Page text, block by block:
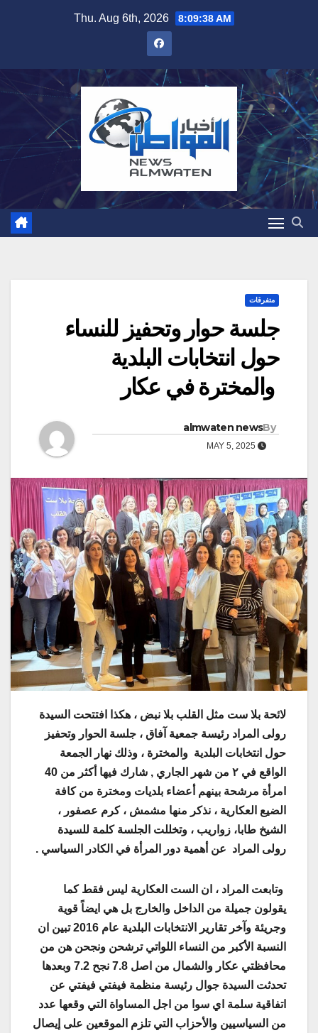
Thu. Aug 6th, 2026 8:09:39 AM
متفرقات
جلسة حوار وتحفيز للنساء
حول انتخابات البلدية
والمخترة في عكار
By
almwaten news
لائحة بلا ست مثل القلب بلا نبض ، هكذا افتتحت السيدة
رولى المراد رئيسة جمعية آفاق ، جلسة الحوار وتحفيز
حول انتخابات البلدية والمخترة ، وذلك نهار الجمعة
الواقع في ٢ من شهر الجاري , شارك فيها أكثر من 40
امرأة مرشحة بينهم أعضاء بلديات ومخترة من كافة
الضيع العكارية ، نذكر منها مشمش ، كرم عصفور ،
الشيخ طابا، زواريب ، وتخللت الجلسة كلمة للسيدة
رولى المراد عن أهمية دور المرأة في الكادر السياسي .
وتابعت المراد ، ان الست العكارية ليس فقط كما
يقولون جميلة من الداخل والخارج بل هي ايضاً قوية
وجريئة وآخر تقارير الانتخابات البلدية عام 2016 تبين ان
النسبة الأكبر من النساء اللواتي ترشحن ونجحن هن من
محافظتي عكار والشمال من اصل 7.8 نجح 7.2 وبعدها
تحدثت السيدة جوال رئيسة منظمة فيفتي فيفتي عن
اتفاقية سلمة اي سوا من اجل المساواة التي وقعها عدد
من السياسيين والأحزاب التي تلزم الموقعين على إيصال